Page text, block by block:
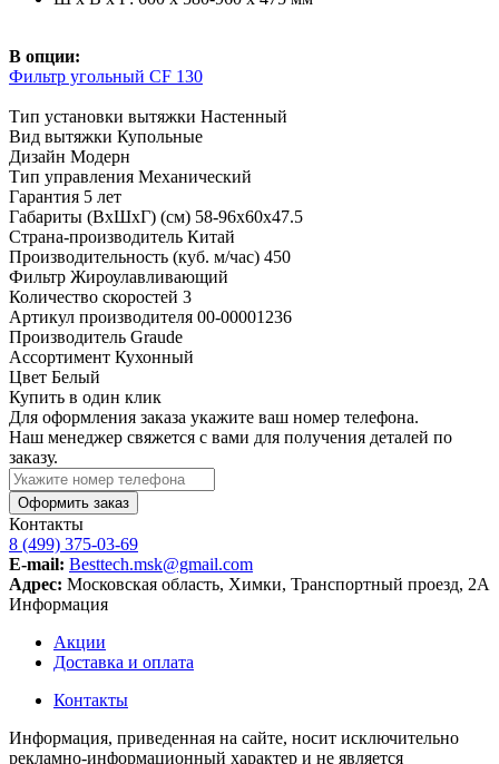
В опции:
Фильтр угольный CF 130
Тип установки вытяжки Настенный
Вид вытяжки Купольные
Дизайн Модерн
Тип управления Механический
Гарантия 5 лет
Габариты (ВхШхГ) (см) 58-96х60х47.5
Страна-производитель Китай
Производительность (куб. м/час) 450
Фильтр Жироулавливающий
Количество скоростей 3
Артикул производителя 00-00001236
Производитель Graude
Ассортимент Кухонный
Цвет Белый
Купить в один клик
Для оформления заказа укажите ваш номер телефона.
Наш менеджер свяжется с вами для получения деталей по
заказу.
Оформить заказ
Контакты
8 (499) 375-03-69
E-mail: Besttech.msk@gmail.com
Адрес: Московская область, Химки, Транспортный проезд, 2А
Информация
Акции
Доставка и оплата
Контакты
Информация, приведенная на сайте, носит исключительно
рекламно-информационный характер и не является